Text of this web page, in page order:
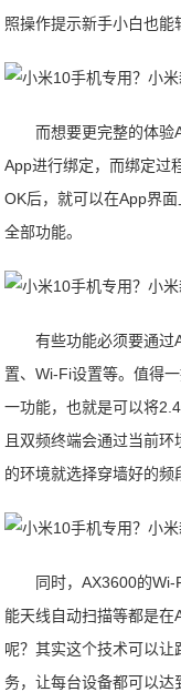
照操作提示新手小白也能
而想要更完整的体验
App进行绑定，而绑定过
OK后，就可以在App界
全部功能。
有些功能必须要通过
置、Wi-Fi设置等。值得
一功能，也就是可以将
且双频终端会通过当前
的环境就选择穿墙好的频
同时，AX3600的
能天线自动扫描等都是
呢？其实这个技术可以
务，让每台设备都可以达